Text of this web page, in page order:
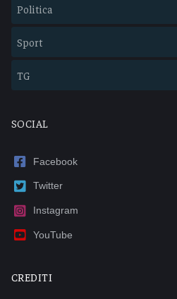
Politica
Sport
TG
SOCIAL
Facebook
Twitter
Instagram
YouTube
CREDITI